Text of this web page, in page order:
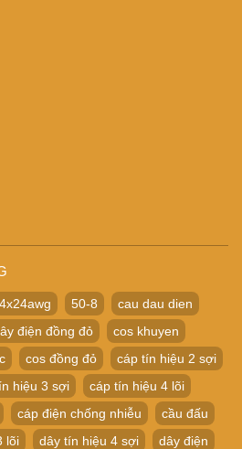
4x24awg 50-8
cau dau dien
điện đồng đỏ
cos khuyen
cos đồng đỏ
cáp tín hiệu 2 sợi
hiệu 3 sợi
cáp tín hiệu 4 lõi
cáp điện chống nhiễu
cầu đấu
lõi dây tín hiệu 4 sợi
dây điện